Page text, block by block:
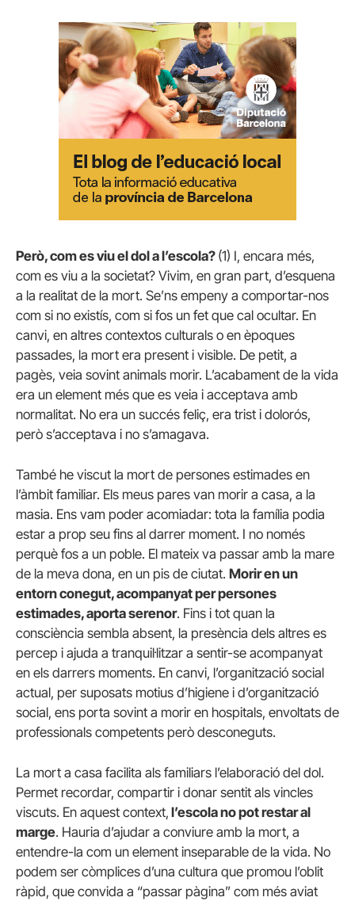
Però, com es viu el dol a l’escola? (1) I, encara més,
com es viu a la societat? Vivim, en gran part, d’esquena
a la realitat de la mort. Se’ns empeny a comportar-nos
com si no existís, com si fos un fet que cal ocultar. En
canvi, en altres contextos culturals o en èpoques
passades, la mort era present i visible. De petit, a
pagès, veia sovint animals morir. L’acabament de la vida
era un element més que es veia i acceptava amb
normalitat. No era un succés feliç, era trist i dolorós,
però s’acceptava i no s’amagava.
També he viscut la mort de persones estimades en
l’àmbit familiar. Els meus pares van morir a casa, a la
masia. Ens vam poder acomiadar: tota la família podia
estar a prop seu fins al darrer moment. I no només
perquè fos a un poble. El mateix va passar amb la mare
de la meva dona, en un pis de ciutat. Morir en un
entorn conegut, acompanyat per persones
estimades, aporta serenor. Fins i tot quan la
consciència sembla absent, la presència dels altres es
percep i ajuda a tranquil·litzar a sentir-se acompanyat
en els darrers moments. En canvi, l’organització social
actual, per suposats motius d’higiene i d’organització
social, ens porta sovint a morir en hospitals, envoltats de
professionals competents però desconeguts.
La mort a casa facilita als familiars l’elaboració del dol.
Permet recordar, compartir i donar sentit als vincles
viscuts. En aquest context, l’escola no pot restar al
marge. Hauria d’ajudar a conviure amb la mort, a
entendre-la com un element inseparable de la vida. No
podem ser còmplices d’una cultura que promou l’oblit
ràpid, que convida a “passar pàgina” com més aviat